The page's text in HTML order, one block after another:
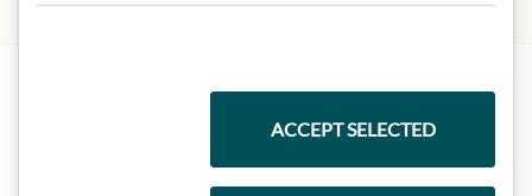
Nejlepší z našeho sortimentu
ACCEPT SELECTED